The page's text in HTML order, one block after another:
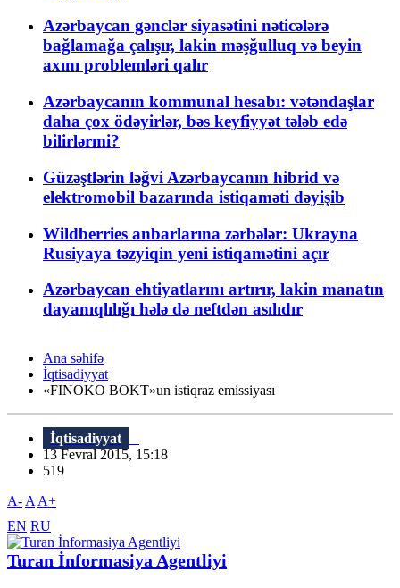
Azərbaycan gənclər siyasətini nəticələrə
bağlamağa çalışır, lakin məşğulluq və beyin
axını problemləri qalır
Azərbaycanın kommunal hesabı: vətəndaşlar
daha çox ödəyirlər, bəs keyfiyyət tələb edə
bilirlərmi?
Güzəştlərin ləğvi Azərbaycanın hibrid və
elektromobil bazarında istiqaməti dəyişib
Wildberries anbarlarına zərbələr: Ukrayna
Rusiyaya təzyiqin yeni istiqamətini açır
Azərbaycan ehtiyatlarını artırır, lakin manatın
dayanıqlılığı hələ də neftdən asılıdır
Ana səhifə
İqtisadiyyat
«FINOKO BOKT»un istiqraz emissiyası
İqtisadiyyat
13 Fevral 2015, 15:18
519
A- A A+
EN RU
Turan İnformasiya Agentliyi